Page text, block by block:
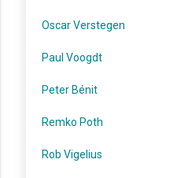
Oscar Verstegen
Paul Voogdt
Peter Bénit
Remko Poth
Rob Vigelius